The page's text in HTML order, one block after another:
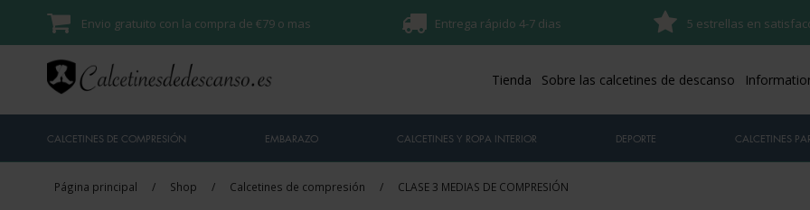
Envio gratuito con la compra de €79 o mas Entrega rápido 4-7 dias 5 estrellas en
Tienda Sobre las calcetines de descanso
CALCETINES DE COMPRESIÓN EMBARAZO CALCETINES Y ROPA INTERIOR DEPORTE CALCETINES
Página principal / Shop / Calcetines de compresión / CLASE 3 MEDIAS DE COMPRESIÓN